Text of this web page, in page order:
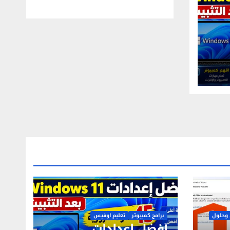
برامج كمبيوتر تعليم اوفيس